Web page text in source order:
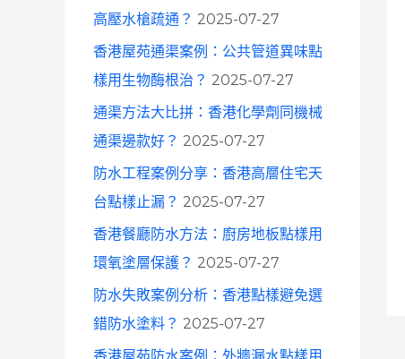
高壓水槍疏通？ 2025-07-27
香港屋苑通渠案例：公共管道異味點
樣用生物酶根治？ 2025-07-27
通渠方法大比拼：香港化學劑同機械
通渠邊款好？ 2025-07-27
防水工程案例分享：香港高層住宅天
台點樣止漏？ 2025-07-27
香港餐廳防水方法：廚房地板點樣用
環氧塗層保護？ 2025-07-27
防水失敗案例分析：香港點樣避免選
錯防水塗料？ 2025-07-27